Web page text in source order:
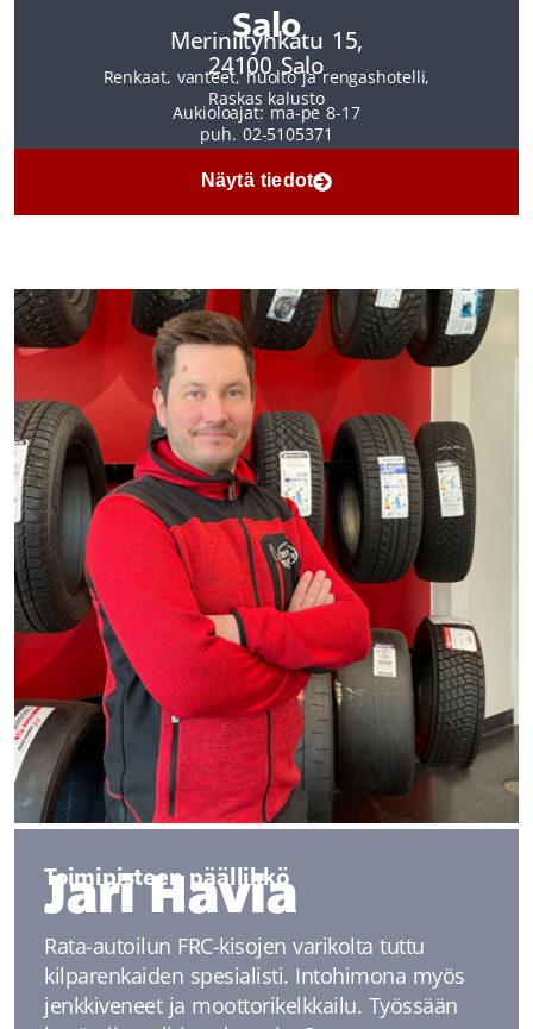
Salo
Meriniitynkatu 15,
24100 Salo
Renkaat, vanteet, huolto ja rengashotelli,
Raskas kalusto
Aukioloajat: ma-pe 8-17
puh. 02-5105371
Näytä tiedot
Toimipisteen päällikkö
Jari Havia
Rata-autoilun FRC-kisojen varikolta tuttu
kilparenkaiden spesialisti. Intohimona myös
jenkkiveneet ja moottorikelkkailu. Työssään